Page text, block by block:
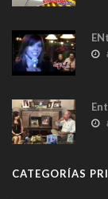
CATEGORÍAS